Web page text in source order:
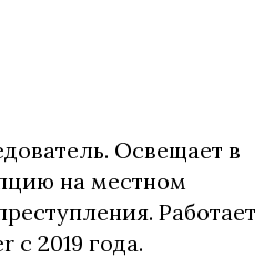
Освещает в
на местном
Работает
с 2019 года.